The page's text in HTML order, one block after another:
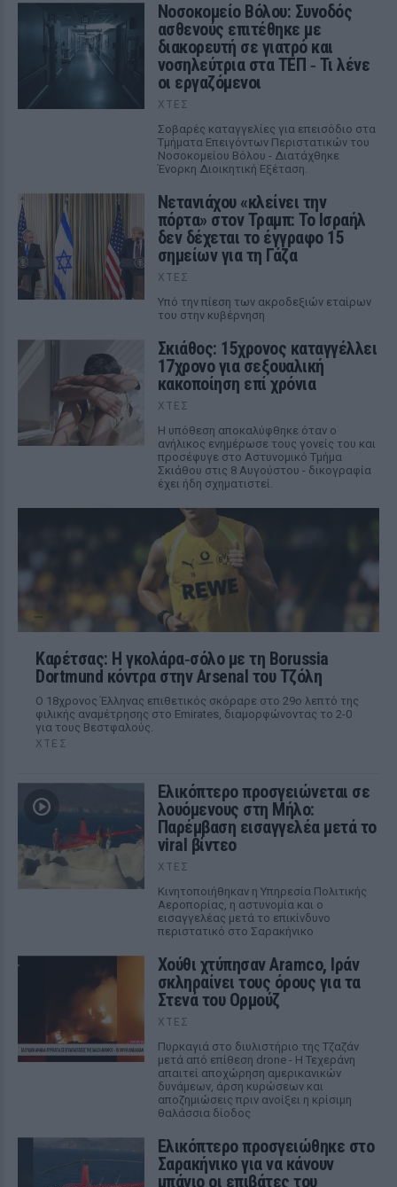
Νοσοκομείο Βόλου: Συνοδός
ασθενούς επιτέθηκε με
διακορευτή σε γιατρό και
νοσηλεύτρια στα ΤΕΠ ‑ Τι λένε
οι εργαζόμενοι
ΧΤΕΣ
Σοβαρές καταγγελίες για επεισόδιο στα
Τμήματα Επειγόντων Περιστατικών του
Νοσοκομείου Βόλου - Διατάχθηκε
Ένορκη Διοικητική Εξέταση.
Νετανιάχου «κλείνει την
πόρτα» στον Τραμπ: Το Ισραήλ
δεν δέχεται το έγγραφο 15
σημείων για τη Γάζα
ΧΤΕΣ
Υπό την πίεση των ακροδεξιών εταίρων
του στην κυβέρνηση
Σκιάθος: 15χρονος καταγγέλλει
17χρονο για σεξουαλική
κακοποίηση επί χρόνια
ΧΤΕΣ
Η υπόθεση αποκαλύφθηκε όταν ο
ανήλικος ενημέρωσε τους γονείς του και
προσέφυγε στο Αστυνομικό Τμήμα
Σκιάθου στις 8 Αυγούστου - δικογραφία
έχει ήδη σχηματιστεί.
Καρέτσας: Η γκολάρα‑σόλο με τη Borussia
Dortmund κόντρα στην Arsenal του Τζόλη
Ο 18χρονος Έλληνας επιθετικός σκόραρε στο 29ο λεπτό της
φιλικής αναμέτρησης στο Emirates, διαμορφώνοντας το 2-0
για τους Βεστφαλούς.
ΧΤΕΣ
Ελικόπτερο προσγειώνεται σε
λουόμενους στη Μήλο:
Παρέμβαση εισαγγελέα μετά το
viral βίντεο
ΧΤΕΣ
Κινητοποιήθηκαν η Υπηρεσία Πολιτικής
Αεροπορίας, η αστυνομία και ο
εισαγγελέας μετά το επικίνδυνο
περιστατικό στο Σαρακήνικο
Χούθι χτύπησαν Aramco, Ιράν
σκληραίνει τους όρους για τα
Στενά του Ορμούζ
ΧΤΕΣ
Πυρκαγιά στο διυλιστήριο της Τζαζάν
μετά από επίθεση drone - Η Τεχεράνη
απαιτεί αποχώρηση αμερικανικών
δυνάμεων, άρση κυρώσεων και
αποζημιώσεις πριν ανοίξει η κρίσιμη
θαλάσσια δίοδος
Ελικόπτερο προσγειώθηκε στο
Σαρακήνικο για να κάνουν
μπάνιο οι επιβάτες του